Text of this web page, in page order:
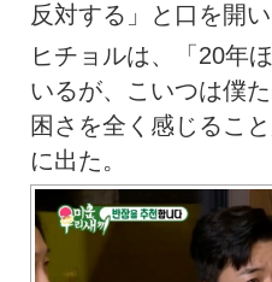
反対する」と口を開い
ヒチョルは、「20年
いるが、こいつは僕
困さを全く感じるこ
に出た。